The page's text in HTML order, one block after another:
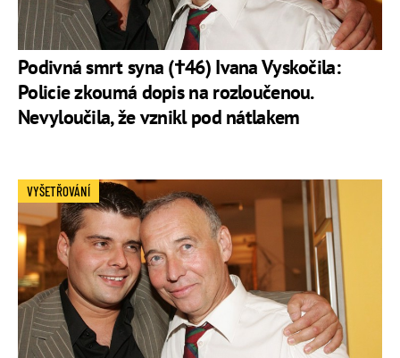
Podivná smrt syna (†46) Ivana Vyskočila:
Policie zkoumá dopis na rozloučenou.
Nevyloučila, že vznikl pod nátlakem
VYŠETŘOVÁNÍ